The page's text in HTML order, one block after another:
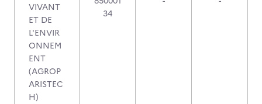
VIVANT
ET DE
L'ENVIR
ONNEM
ENT
(AGROP
ARISTEC
H)
34